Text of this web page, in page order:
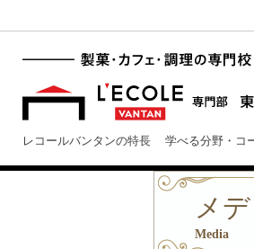
レコールバンタンの特長 学べる分野・コ
メ
Media